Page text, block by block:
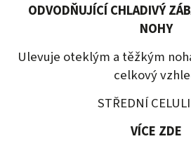
ODVODŇUJÍCÍ CHLADIVÝ
NOHY
Ulevuje oteklým a těžkým
celkový
STŘEDNÍ
VÍCE ZDE